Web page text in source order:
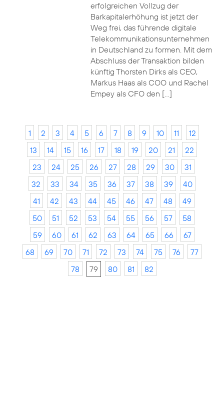
erfolgreichen Vollzug der
Barkapitalerhöhung ist jetzt der
Weg frei, das führende digitale
Telekommunikationsunternehmen
in Deutschland zu formen. Mit dem
Abschluss der Transaktion bilden
künftig Thorsten Dirks als CEO,
Markus Haas als COO und Rachel
Empey als CFO den […]
1 2 3 4 5 6 7 8 9 10 11
12
13
14 15 16 17 18 19 20 21
22
23
24 25 26 27 28 29 30
31
32
33 34 35 36 37 38 39
40
41
42 43 44 45 46 47 48
49
50
51 52 53 54 55 56 57
58
59
60 61 62 63 64 65 66
67
68
69 70 71 72 73 74 75 76
77
78
79 80 81 82